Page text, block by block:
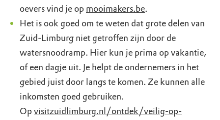
oevers vind je op mooimakers.be.
Het is ook goed om te weten dat grote delen van
Zuid-Limburg niet getroffen zijn door de
watersnoodramp. Hier kun je prima op vakantie,
of een dagje uit. Je helpt de ondernemers in het
gebied juist door langs te komen. Ze kunnen alle
inkomsten goed gebruiken.
Opvisitzuidlimburg.nl/ontdek/veilig-op-